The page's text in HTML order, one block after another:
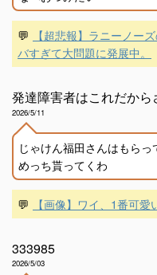
💬
【超悲報】ラニーノー
バすぎて大問題に発展中。
発達障害者はこれだから
2026/5/11
じゃけん福田さんはもら
めっち貰ってくわ
💬 【画像】ワイ、1番可
333985
2026/5/03